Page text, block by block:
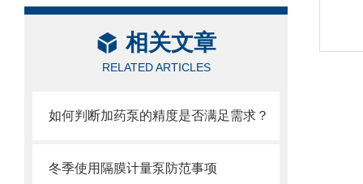
相关文章
RELATED ARTICLES
如何判断加药泵的精度是否满足需求？
冬季使用隔膜计量泵防范事项